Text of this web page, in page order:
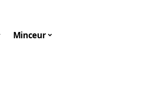
Minceur